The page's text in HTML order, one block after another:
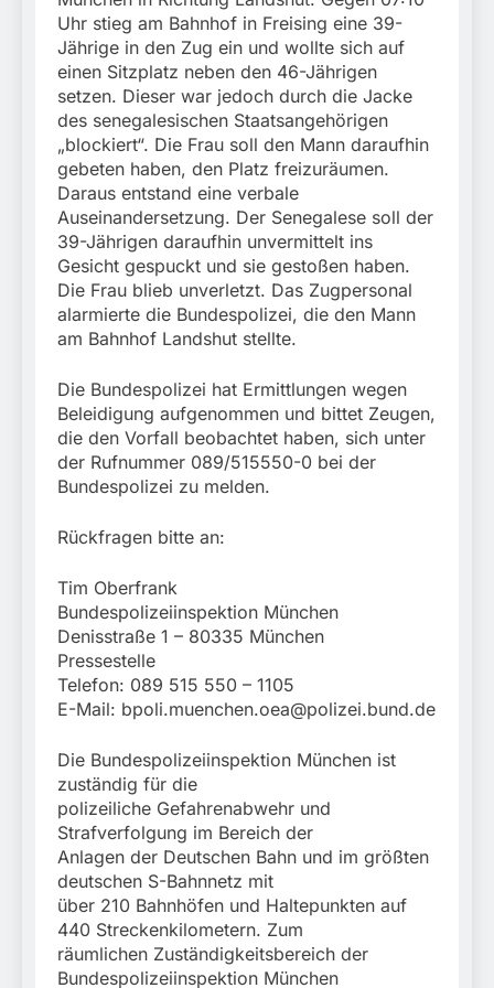
Tiefgaragenzufahrt
31. Juli 2026
Uhr stieg am Bahnhof in Freising eine 39-
Jährige in den Zug ein und wollte sich auf
einen Sitzplatz neben den 46-Jährigen
setzen. Dieser war jedoch durch die Jacke
des senegalesischen Staatsangehörigen
„blockiert“. Die Frau soll den Mann daraufhin
gebeten haben, den Platz freizuräumen.
Daraus entstand eine verbale
Auseinandersetzung. Der Senegalese soll der
39-Jährigen daraufhin unvermittelt ins
Gesicht gespuckt und sie gestoßen haben.
Die Frau blieb unverletzt. Das Zugpersonal
alarmierte die Bundespolizei, die den Mann
am Bahnhof Landshut stellte.
Die Bundespolizei hat Ermittlungen wegen
Beleidigung aufgenommen und bittet Zeugen,
die den Vorfall beobachtet haben, sich unter
der Rufnummer 089/515550-0 bei der
Bundespolizei zu melden.
Rückfragen bitte an:
Tim Oberfrank
Bundespolizeiinspektion München
Denisstraße 1 – 80335 München
Pressestelle
Telefon: 089 515 550 – 1105
E-Mail: bpoli.muenchen.oea@polizei.bund.de
Die Bundespolizeiinspektion München ist
zuständig für die
polizeiliche Gefahrenabwehr und
Strafverfolgung im Bereich der
Anlagen der Deutschen Bahn und im größten
deutschen S-Bahnnetz mit
über 210 Bahnhöfen und Haltepunkten auf
440 Streckenkilometern. Zum
räumlichen Zuständigkeitsbereich der
Bundespolizeiinspektion München